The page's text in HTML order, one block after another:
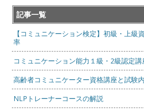
記事一覧
【コミュニケーション検定】初級・上級
率
コミュニケーション能力１級・2級認定
高齢者コミュニケーター資格講座と試験
NLPトレーナーコースの解説